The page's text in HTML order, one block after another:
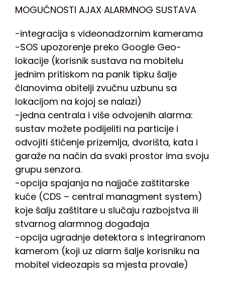
MOGUĆNOSTI AJAX ALARMNOG SUSTAVA
-integracija s videonadzornim kamerama
-SOS upozorenje preko Google Geo-
lokacije (korisnik sustava na mobitelu
jednim pritiskom na panik tipku šalje
članovima obitelji zvučnu uzbunu sa
lokacijom na kojoj se nalazi)
-jedna centrala i više odvojenih alarma:
sustav možete podijeliti na particije i
odvojiti štićenje prizemlja, dvorišta, kata i
garaže na način da svaki prostor ima svoju
grupu senzora.
-opcija spajanja na najjače zaštitarske
kuće (CDS – central managment system)
koje šalju zaštitare u slučaju razbojstva ili
stvarnog alarmnog događaja
-opcija ugradnje detektora s integriranom
kamerom (koji uz alarm šalje korisniku na
mobitel videozapis sa mjesta provale)